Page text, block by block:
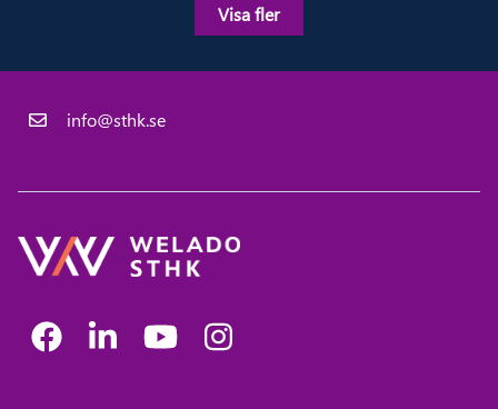
Visa fler
info@sthk.se
Facebook
LinkedInYoutubeInstagram